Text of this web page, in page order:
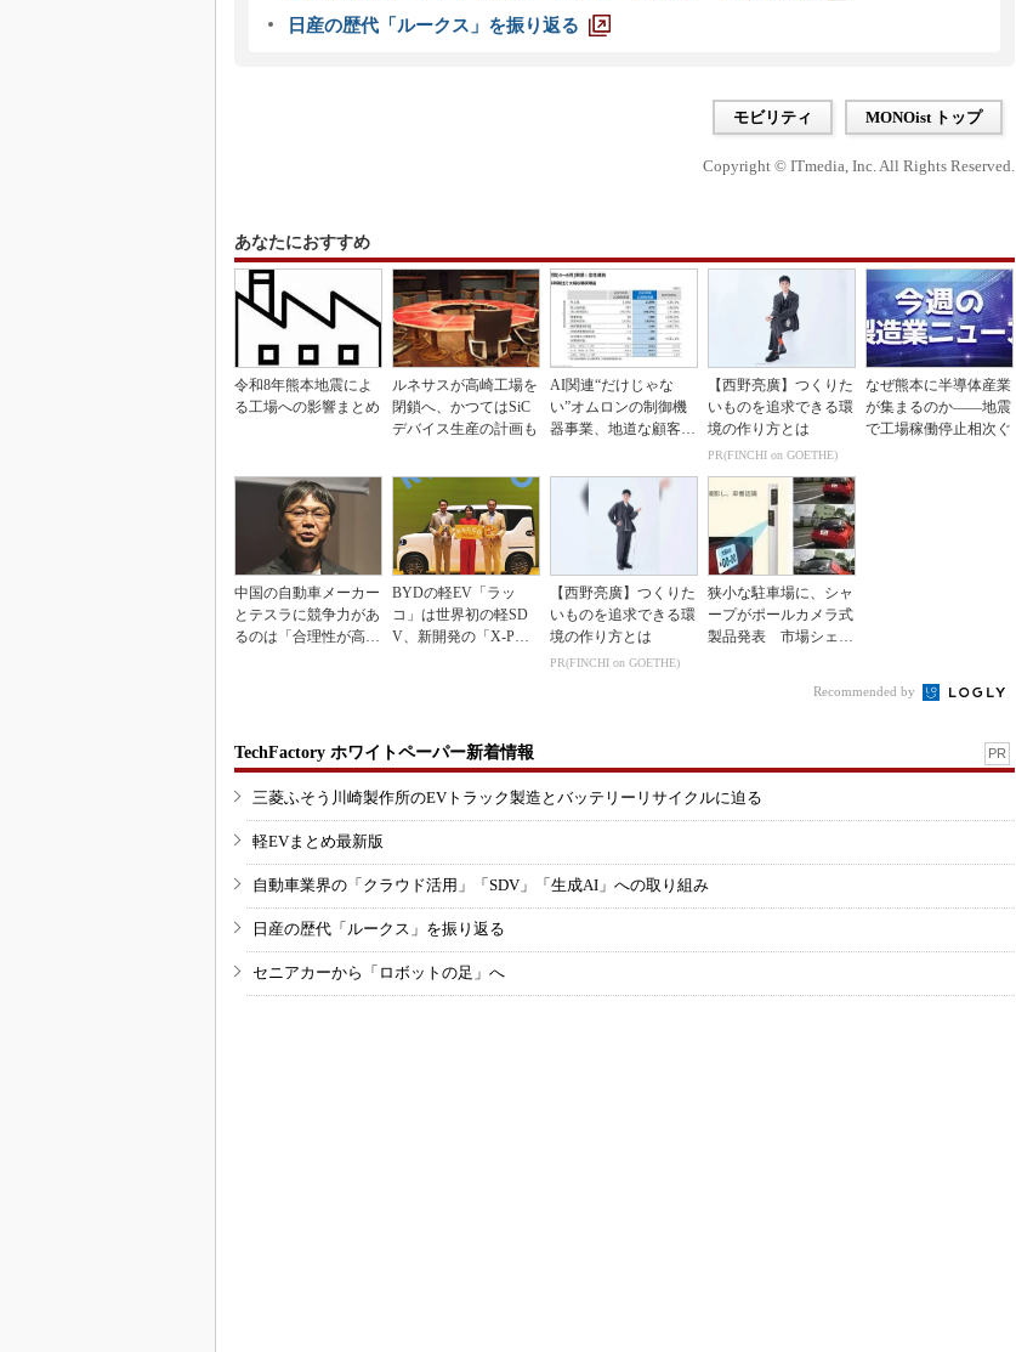
日産の歴代「ルークス」を振り返る
モビリティ MONOist トップ
Copyright © ITmedia, Inc. All Rights Reserved.
あなたにおすすめ
令和8年熊本地震によ
る工場への影響まとめ
ルネサスが高崎工場を
閉鎖へ、かつてはSiC
デバイス生産の計画も
AI関連“だけじゃな
い”オムロンの制御機
器事業、地道な顧客基
【西野亮廣】つくりた
いものを追求できる環
境の作り方とは
PR(FINCHI on GOETHE)
なぜ熊本に半導体産業
が集まるのか――地震
で工場稼働停止相次ぐ
中国の自動車メーカー
とテスラに競争力があ
るのは「合理性が高
BYDの軽EV「ラッ
コ」は世界初の軽SD
V、新開発の「X-PAC
【西野亮廣】つくりた
いものを追求できる環
境の作り方とは
PR(FINCHI on GOETHE)
狭小な駐車場に、シャ
ープがポールカメラ式
製品発表 市場シェア
Recommended by
TechFactory ホワイトペーパー新着情報 PR
三菱ふそう川崎製作所のEVトラック製造とバッテリーリサイクルに迫る
軽EVまとめ最新版
自動車業界の「クラウド活用」「SDV」「生成AI」への取り組み
日産の歴代「ルークス」を振り返る
セニアカーから「ロボットの足」へ